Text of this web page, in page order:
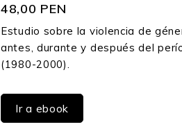
48,00 PEN
Estudio sobre la violencia de
antes, durante y después del
(1980-2000).
Ir a ebook